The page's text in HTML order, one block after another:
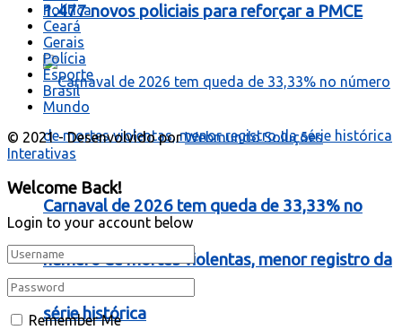
1.477 novos policiais para reforçar a PMCE
Carnaval de 2026 tem queda de 33,33% no
número de mortes violentas, menor registro da
série histórica
Política
Ceará
Gerais
Polícia
Esporte
Brasil
Mundo
© 2021 - Desenvolvido porWebmundo Soluções
Interativas
Welcome Back!
Login to your account below
Remember Me